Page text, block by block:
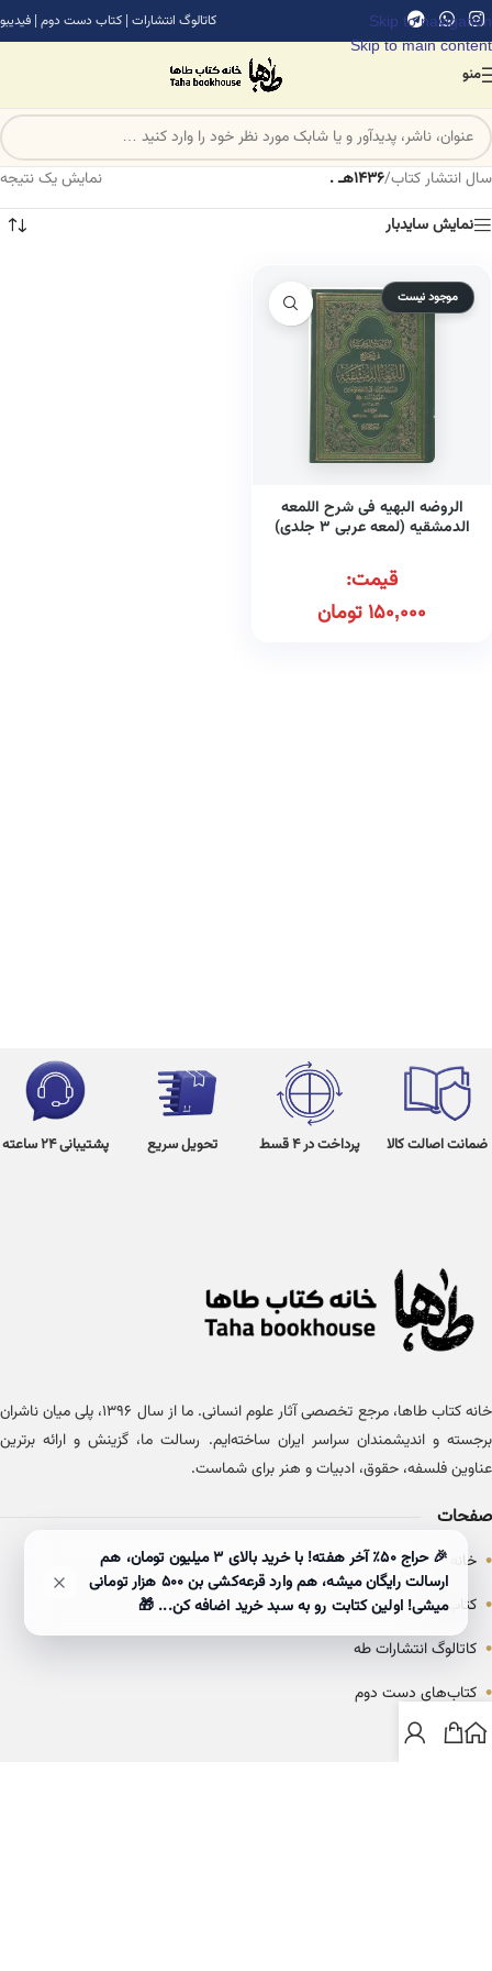
Skip to navigation
Skip to main content
کاتالوگ انتشارات | کتاب دست دوم | فیدیبو
منو
سال انتشار کتاب/1436هـ .
نمایش یک نتیجه
نمایش سایدبار
موجود نیست
الروضه البهیه فی شرح اللمعه
الدمشقیه (لمعه عربی ۳ جلدی)
قیمت:
150,000تومان
ضمانت اصالت کالا پرداخت در 4 قسط تحویل سریع پشتیبانی 24 ساعته
خانه کتاب طاها، مرجع تخصصی آثار علوم انسانی. ما از سال ۱۳۹۶، پلی میان ناشران
برجسته و اندیشمندان سراسر ایران ساخته‌ایم. رسالت ما، گزینش و ارائه برترین
عناوین فلسفه، حقوق، ادبیات و هنر برای شماست.
صفحات
• خانه
• کتاب‌ها
• کاتالوگ انتشارات طه
• کتاب‌های دست دوم
• بلاگ
🎉 حراج ۵۰٪ آخر هفته! با خرید بالای 3 میلیون تومان، هم
ارسالت رایگان میشه، هم وارد قرعه‌کشی بن ۵۰۰ هزار تومانی
میشی! اولین کتابت رو به سبد خرید اضافه کن... 🎁